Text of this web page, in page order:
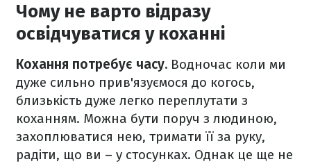
Чому не варто відразу
освідчуватися у коханні
Кохання потребує часу. Водночас коли ми
дуже сильно прив'язуємося до когось,
близькість дуже легко переплутати з
коханням. Можна бути поруч з людиною,
захоплюватися нею, тримати її за руку,
радіти, що ви – у стосунках. Однак це ще не